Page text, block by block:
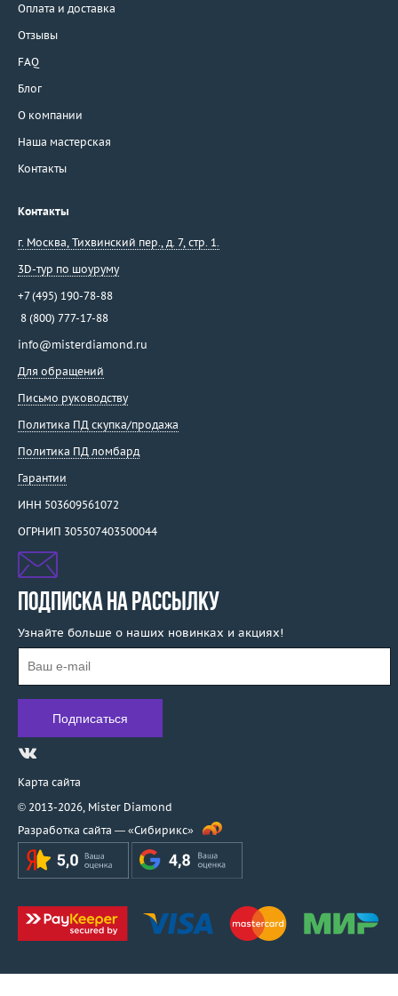
Оплата и доставка
Отзывы
FAQ
Блог
О компании
Наша мастерская
Контакты
Контакты
г. Москва Тихвинский пер., д. 7, стр. 1.
3D-тур по шоуруму
+7 (495) 190-78-88
8 (800) 777-17-88
info@misterdiamond.ru
Для обращений
Письмо руководству
Политика ПД скупка/продажа
Политика ПД ломбард
Гарантии
ИНН 503609561072
ОГРНИП 305507403500044
ПОДПИСКА НА РАССЫЛКУ
Узнайте больше о наших новинках и акциях!
Карта сайта
© 2013-2026, Mister Diamond
Разработка сайта — «Сибирикс»